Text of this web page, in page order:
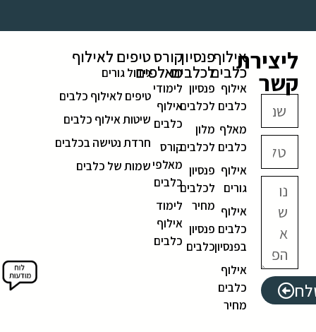
ליצירת
קשר
אילוף
כלבים
אילוף
כלבים
מאלף
כלבים
אילוף
גורים
אילוף
כלבים
בפנסיון
אילוף
כלבים
מחיר
פנסיון
לכלבים
פנסיון
לכלבים
מלון
לכלבים
פנסיון
לכלבים
מחיר
פנסיון
כלבים
קורס
מאלפים
לימודי
אילוף
כלבים
קורס
מאלפי
כלבים
לימוד
אילוף
כלבים
טיפים לאילוף
גידול גורים
טיפים לאילוף כלבים
שיטות אילוף כלבים
חרדת נטישה בכלבים
שמות של כלבים